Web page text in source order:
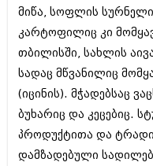
მიწა, სოფლის
კარტოფილიც კი
თბილისში, სახლის
სადაც მწვანილიც
(იცინის). მჭადებსაც
ბუხარიც და კეცებიც.
პროდუქტითა და
დამზადებული